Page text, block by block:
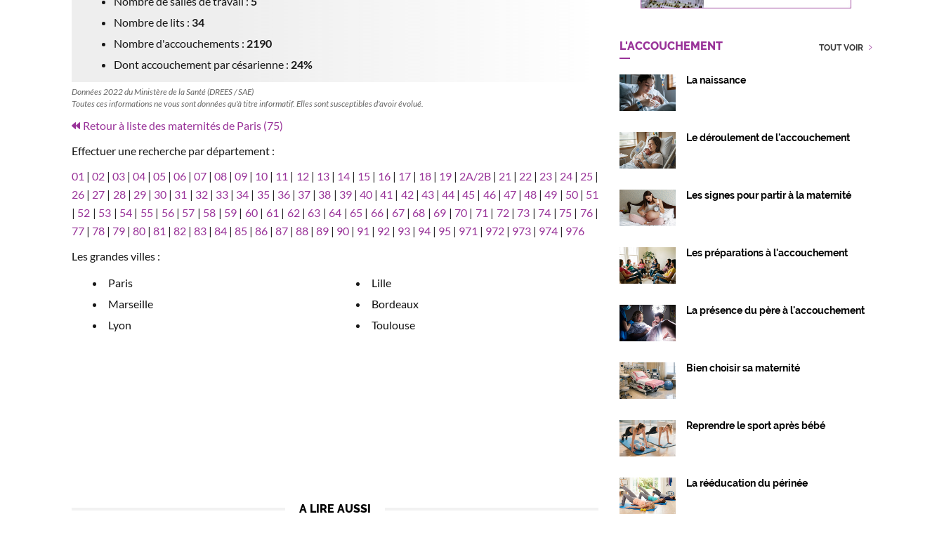
Nombre de lits : 34
Nombre d'accouchements : 2190
Dont accouchement par césarienne : 24%
Données 2022 du Ministère de la Santé (DREES / SAE)
Toutes ces informations ne vous sont données qu'à titre informatif. Elles sont susceptibles d'avoir évolué.
Retour à liste des maternités de Paris (75)
Effectuer une recherche par département :
01 |02 |03 |04 |05 |06 |07 |08 |09 | 10 | 11 | 12| 13| 14| 15| 16| 17| 18| 19| 2A/2B| 21 | 22| 23 | 24 | 25 |
26 | 27 | 28| 29| 30 | 31 | 32| 33| 34 | 35| 36| 37 | 38 | 39| 40|41 | 42| 43|44 |45 | 46| 47|48 |49 | 50| 51
| 52 | 53 | 54 | 55| 56| 57 | 58 | 59 | 60| 61 | 62|63 |64 | 65| 66| 67|68 |69 |70 | 71 | 72|73 |74 |75 | 76|
77 | 78 | 79 | 80 | 81 | 82 | 83 | 84 | 85 | 86 | 87 | 88 | 89 | 90 | 91 | 92 | 93 | 94 | 95 | 971 | 972 | 973 | 974 | 976
Les grandes villes :
Paris
Marseille
Lyon
Lille
Bordeaux
Toulouse
A LIRE AUSSI
L'ACCOUCHEMENT TOUT VOIR
La naissance
Le déroulement de l'accouchement
Les signes pour partir à la maternité
Les préparations à l'accouchement
La présence du père à l'accouchement
Bien choisir sa maternité
Reprendre le sport après bébé
La rééducation du périnée